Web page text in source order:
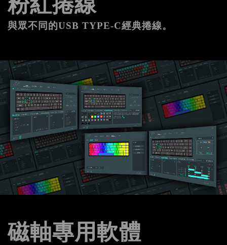
與眾不同的USB TYPE-C經典捲線。
磁軸專用軟體